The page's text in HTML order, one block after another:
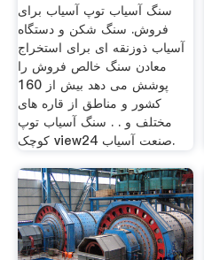
سنگ آسیاب توپ آسیاب برای
فروش. سنگ شکن و دستگاه
آسیاب ذوزنقه ای برای استخراج
معادن سنگ خالص فروش را
پوشش می دهد بیش از 160
کشور و مناطق از قاره های
مختلف و . . سنگ آسیاب توپ
کوچک view24 صنعت آسیاب.